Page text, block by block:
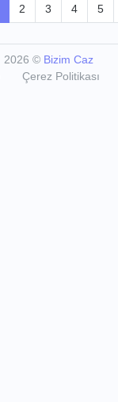
2 3 4 5
2026 © Bizim Caz
Çerez Politikası